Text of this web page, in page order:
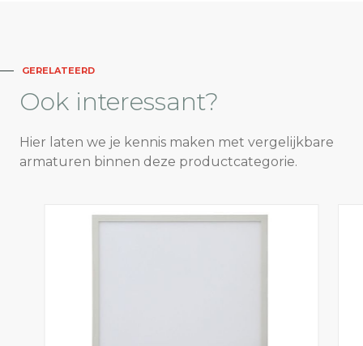
GERELATEERD
Ook interessant?
Hier laten we je kennis maken met vergelijkbare
armaturen binnen deze productcategorie.